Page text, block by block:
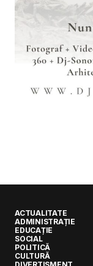
ACTUALITATE
ADMINISTRAȚIE
EDUCAȚIE
SOCIAL
POLITICĂ
CULTURĂ